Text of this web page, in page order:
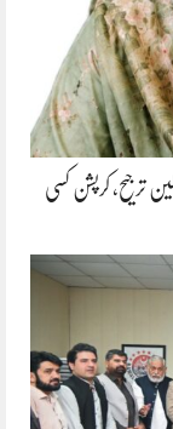
ترجیح، کرپشن کسی